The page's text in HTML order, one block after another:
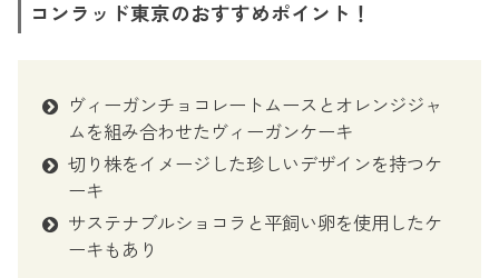
コンラッド東京のおすすめポイント！
ヴィーガンチョコレートムースとオレンジジャ
ムを組み合わせたヴィーガンケーキ
切り株をイメージした珍しいデザインを持つケ
ーキ
サステナブルショコラと平飼い卵を使用したケ
ーキもあり